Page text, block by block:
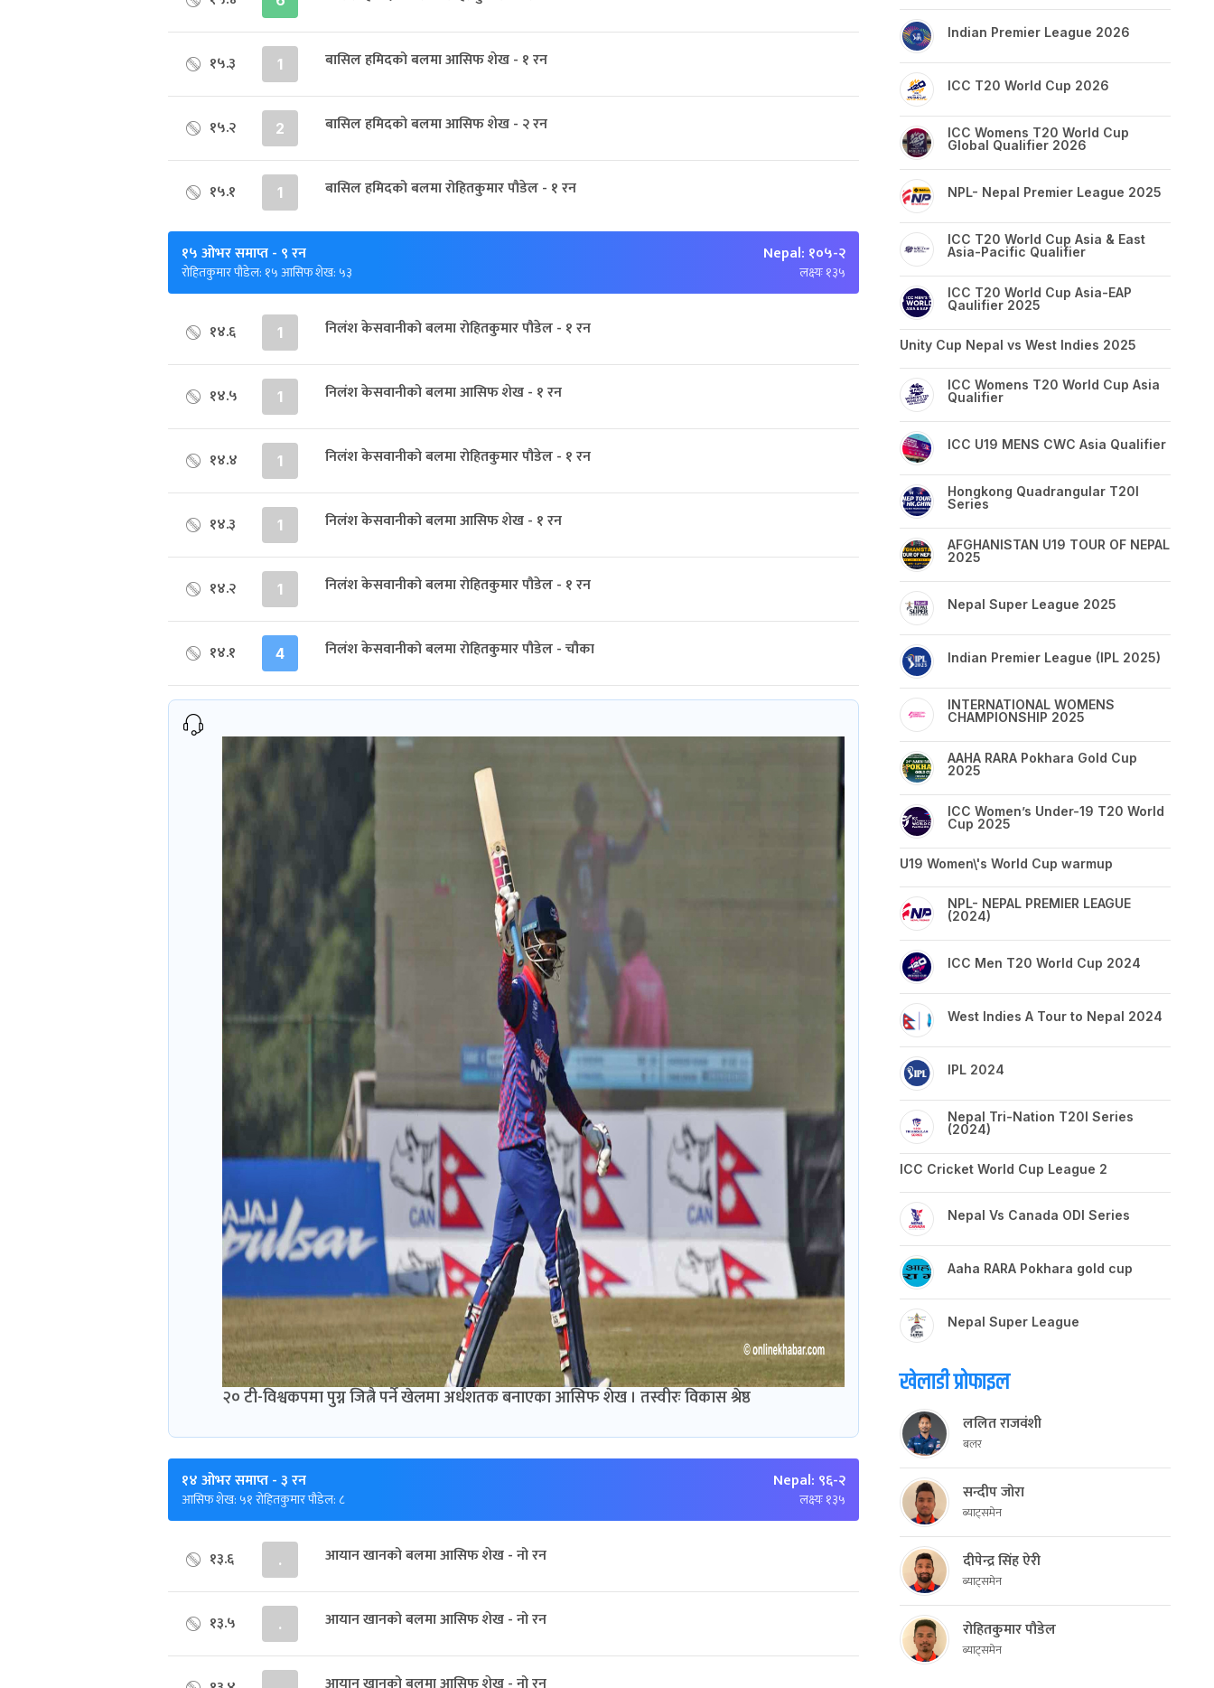
१५.३ 1 बासिल हमिदको बलमा आसिफ शेख - १ रन
१५.२ 2 बासिल हमिदको बलमा आसिफ शेख - २ रन
१५.१ 1 बासिल हमिदको बलमा रोहितकुमार पौडेल - १ रन
१५ ओभर समाप्त- ९ रन
रोहितकुमार पौडेल: १५ आसिफ शेख: ५३
Nepal: १०५-२
लक्ष्यः १३५
१४.६ 1 निलंश केसवानीको बलमा रोहितकुमार पौडेल - १ रन
१४.५ 1 निलंश केसवानीको बलमा आसिफ शेख - १ रन
१४.४ 1 निलंश केसवानीको बलमा रोहितकुमार पौडेल - १ रन
१४.३ 1 निलंश केसवानीको बलमा आसिफ शेख - १ रन
१४.२ 1 निलंश केसवानीको बलमा रोहितकुमार पौडेल - १ रन
१४.१ 4 निलंश केसवानीको बलमा रोहितकुमार पौडेल - चौका
२० टी-विश्वकपमा पुग्न जित्नै पर्ने खेलमा अर्धशतक बनाएका आसिफ शेख । तस्वीरः विकास श्रेष्ठ
१४ ओभर समाप्त- ३ रन
आसिफ शेख: ५१ रोहितकुमार पौडेल: ८
Nepal: ९६-२
लक्ष्यः १३५
१३.६ . आयान खानको बलमा आसिफ शेख - नो रन
१३.५ . आयान खानको बलमा आसिफ शेख - नो रन
Indian Premier League 2026
ICC T20 World Cup 2026
ICC Womens T20 World Cup
Global Qualifier 2026
NPL- Nepal Premier League 2025
ICC T20 World Cup Asia & East
Asia-Pacific Qualifier
ICC T20 World Cup Asia-EAP
Qaulifier 2025
Unity Cup Nepal vs West Indies 2025
ICC Womens T20 World Cup Asia
Qualifier
ICC U19 MENS CWC Asia Qualifier
Hongkong Quadrangular T20I
Series
AFGHANISTAN U19 TOUR OF NEPAL
2025
Nepal Super League 2025
Indian Premier League (IPL 2025)
INTERNATIONAL WOMENS
CHAMPIONSHIP 2025
AAHA RARA Pokhara Gold Cup
2025
ICC Women’s Under-19 T20 World
Cup 2025
U19 Women\'s World Cup warmup
NPL- NEPAL PREMIER LEAGUE
(2024)
ICC Men T20 World Cup 2024
West Indies A Tour to Nepal 2024
IPL 2024
Nepal Tri-Nation T20I Series
(2024)
ICC Cricket World Cup League 2
Nepal Vs Canada ODI Series
Aaha RARA Pokhara gold cup
Nepal Super League
खेलाडी प्रोफाइल
ललित राजवंशी
बलर
सन्दीप जोरा
ब्याट्समेन
दीपेन्द्र सिंह ऐरी
ब्याट्समेन
रोहितकुमार पौडेल
ब्याट्समेन